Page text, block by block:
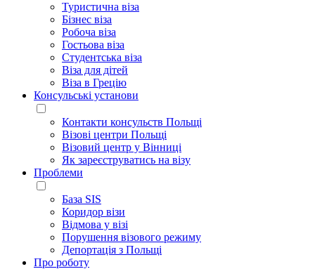
Туристична віза
Бізнес віза
Робоча віза
Гостьова віза
Студентська віза
Віза для дітей
Віза в Грецію
Консульські установи
Контакти консульств Польщі
Візові центри Польщі
Візовий центр у Вінниці
Як зареєструватись на візу
Проблеми
База SIS
Коридор візи
Відмова у візі
Порушення візового режиму
Депортація з Польщі
Про роботу